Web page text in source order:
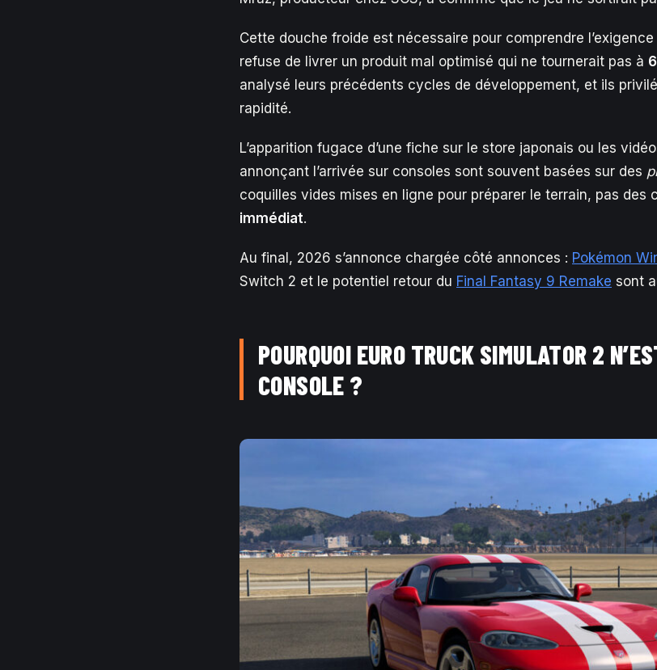
Cette douche froide est nécessaire pour comprendre
refuse de livrer un produit mal optimisé qui ne tournerait pas à
analysé leurs précédents cycles de développement, et ils
rapidité.
L’apparition fugace d’une fiche sur le store japonais ou les
annonçant l’arrivée sur consoles sont souvent basées sur des
coquilles vides mises en ligne pour préparer le terrain, pas des
immédiat.
Au final, 2026 s’annonce chargée côté annonces : Pokémon
Switch 2 et le potentiel retour du Final Fantasy 9 Remake sont
POURQUOI EURO TRUCK SIMULATOR 2
CONSOLE ?